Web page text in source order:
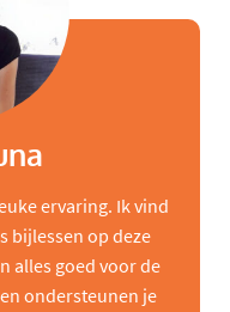
ervaring. Ik vind
bijlessen op deze
alles goed voor de
ondersteunen je